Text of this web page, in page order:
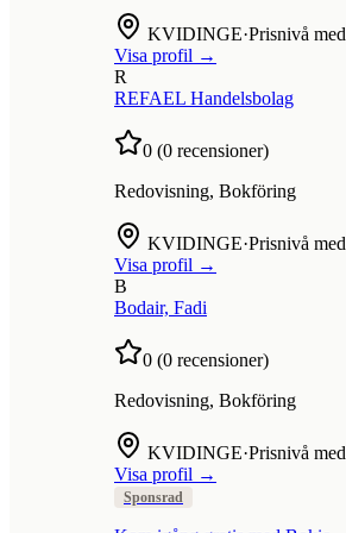
KVIDINGE·Prisnivå
Visa profil →
R
REFAEL Handelsbolag
0 (0 recensioner)
Redovisning, Bokföring
KVIDINGE·Prisnivå
Visa profil →
B
Bodair, Fadi
0 (0 recensioner)
Redovisning, Bokföring
KVIDINGE·Prisnivå
Visa profil →
Sponsrad